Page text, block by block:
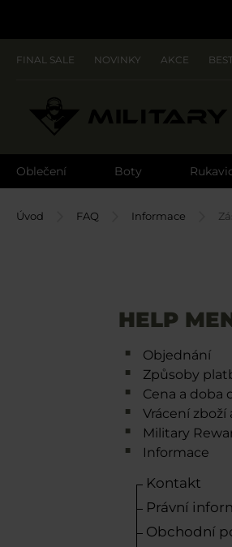
FINAL SALE NOVINKY AKCE
Oblečení Boty
Úvod FAQ Informace
HELP
Objednání
Způsoby
Cena a doba
Vrácení zboží
Military
Informace
Kontakt
Právní
Obchodní